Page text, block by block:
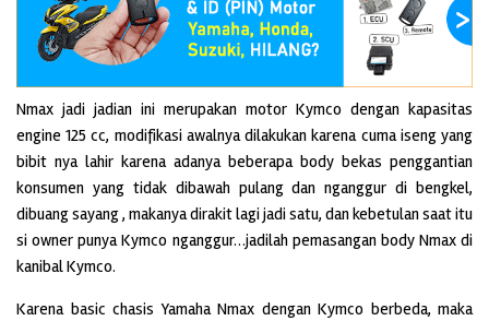
Nmax jadi jadian ini merupakan motor Kymco dengan kapasitas
engine 125 cc, modifikasi awalnya dilakukan karena cuma iseng yang
bibit nya lahir karena adanya beberapa body bekas penggantian
konsumen yang tidak dibawah pulang dan nganggur di bengkel,
dibuang sayang , makanya dirakit lagi jadi satu, dan kebetulan saat itu
si owner punya Kymco nganggur…jadilah pemasangan body Nmax di
kanibal Kymco.
Karena basic chasis Yamaha Nmax dengan Kymco berbeda, maka